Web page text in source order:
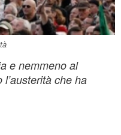
e nemmeno al
che ha